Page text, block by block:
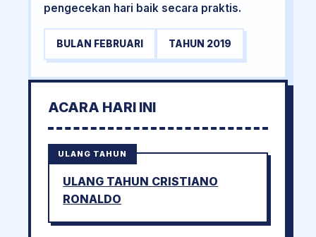
pengecekan hari baik secara praktis.
BULAN FEBRUARI TAHUN 2019
ACARA HARI INI
ULANG TAHUN
ULANG TAHUN CRISTIANO
RONALDO